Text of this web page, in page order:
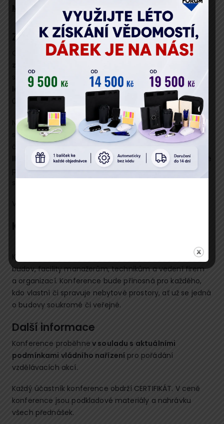
Místo konání
Záměr online konference
Cílem 9. ročníku konferenceSprávce budovy−jak
zvládnout povinnosti, kontroly i novou legislativ
srozumitelně a komplexně vás seznámit s aktuální
legislativou a nejnovějšími tématy
pro
úspěšnou správu nemovitostí
Na konferenci se dozvíte, jaké změny přináší pro
správce budovynový stavební zákon, co nového vás
čeká v rámci
revizí technických zařízení a evidence
lhůt
. Společně vás také připravíme na to, jak splnit nové
požadavky naenergetickou náročnost budova jak
Komu je online konference určena
budov, facility manažerům, technikům a vedení firem
a organizací. Konference bude přínosná pro každého,
kdo vlastní či spravuje nebytové prostory, ať už se jedná
o budovy soukromé či veřejné.
Další informace
Konference proběhne v souladu s aktuálními
podmínkami vládního nařízení pro pořádání
vzdělávacích akcí.
Každý účastník konference obdrží CERTIFIKÁT. V ceně
konference jsou podkladové materiály a nahrávku
všech přednášek.